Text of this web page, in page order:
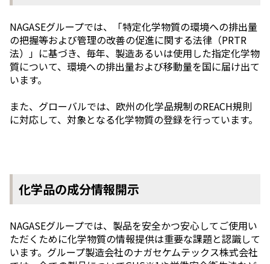
NAGASEグループでは、「特定化学物質の環境への排出量
の把握等および管理の改善の促進に関する法律（PRTR
法）」に基づき、毎年、製造あるいは使用した指定化学物
質について、環境への排出量および移動量を国に届け出て
います。
また、グローバルでは、欧州の化学品規制のREACH規則
に対応して、対象となる化学物質の登録を行っています。
化学品の成分情報開示
NAGASEグループでは、製品を安全かつ安⼼してご使⽤い
ただくために化学物質の情報提供は重要な課題と認識して
います。グループ製造会社のナガセケムテックス株式会社